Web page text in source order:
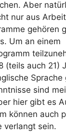
Aber
nur aus
gehören
Um an einem
(teils auch 21)
Sprache
sind
hier gibt es
können auch
verlangt sein.